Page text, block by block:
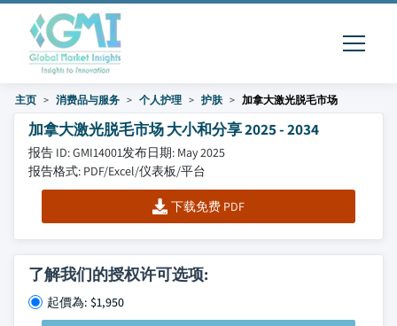
主页 消费品与服务 个人护理 护肤 加拿大激光脱毛市场
加拿大激光脱毛市场 大小和分享 2025 - 2034
报告 ID: GMI14001发布日期: May 2025
报告格式: PDF/Excel/仪表板/平台
下载免费 PDF
了解我们的授权许可选项:
起價為: $1,950